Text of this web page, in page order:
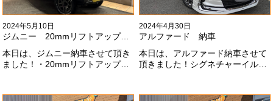
2024年5月10日
ジムニー 20mmリフトアップ納車
本日は、ジムニー納車させて頂き
ました！・20mmリフトアップ・
させて頂きました！！弊社で、短
2024年4月30日
アルファード 納車
本日は、アルファード納車させて
頂きました！シグネチャーイル
よろしくお願いします